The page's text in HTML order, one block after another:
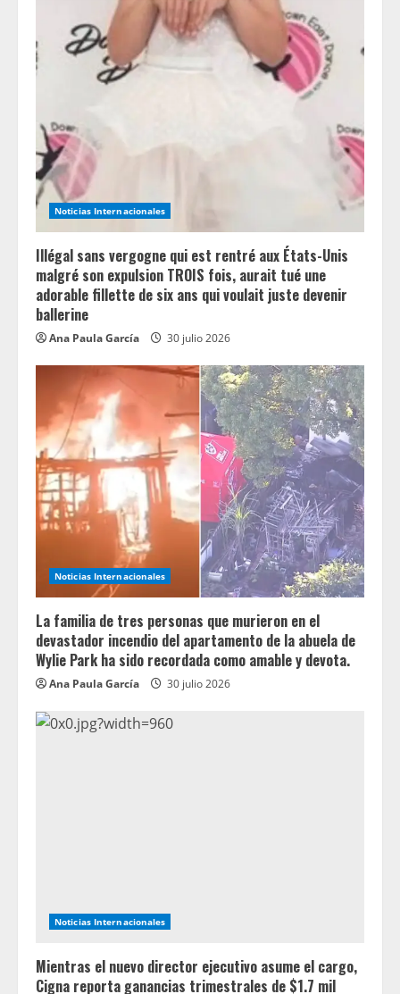
e
d
i
n
g
Noticias Internacionales
Illégal sans vergogne qui est rentré aux États-Unis
malgré son expulsion TROIS fois, aurait tué une
adorable fillette de six ans qui voulait juste devenir
ballerine
Ana Paula García 30 julio 2026
Noticias Internacionales
La familia de tres personas que murieron en el
devastador incendio del apartamento de la abuela de
Wylie Park ha sido recordada como amable y devota.
Ana Paula García 30 julio 2026
Noticias Internacionales
Mientras el nuevo director ejecutivo asume el cargo,
Cigna reporta ganancias trimestrales de $1.7 mil